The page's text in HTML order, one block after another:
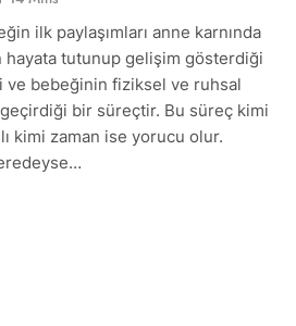
ilk paylaşımları anne karnında
tutunup gelişim gösterdiği
bebeğinin fiziksel ve ruhsal
bir süreçtir. Bu süreç kimi
kimi zaman ise yorucu olur.